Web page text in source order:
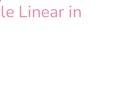
Linear in